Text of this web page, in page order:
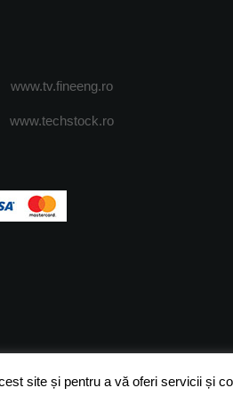
www.tv.fineeng.ro
www.techstock.ro
site și pentru a vă oferi servicii și